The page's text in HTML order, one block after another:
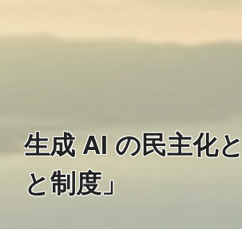
生成 AI の民主化
と制度」